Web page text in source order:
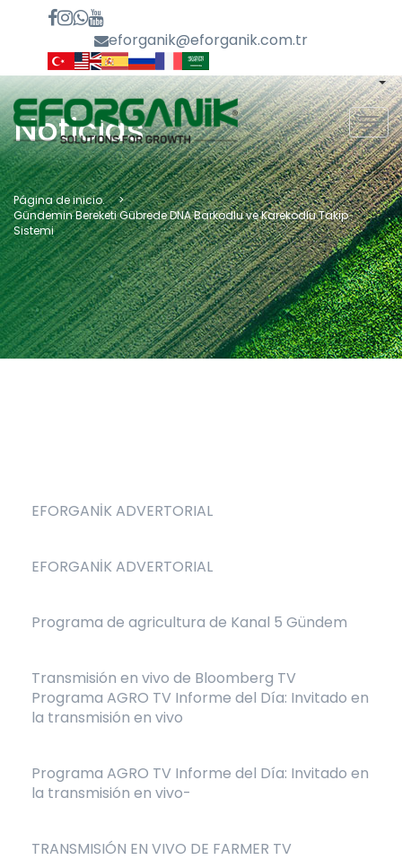
eforganik@eforganik.com.tr
Noticias
Página de inicio.
Gündemin Bereketi Gübrede DNA Barkodlu ve Karekodlu Takip
Sistemi
EFORGANİK ADVERTORIAL
EFORGANİK ADVERTORIAL
Programa de agricultura de Kanal 5 Gündem
Transmisión en vivo de Bloomberg TV
Programa AGRO TV Informe del Día: Invitado en
la transmisión en vivo
Programa AGRO TV Informe del Día: Invitado en
la transmisión en vivo-
TRANSMISIÓN EN VIVO DE FARMER TV